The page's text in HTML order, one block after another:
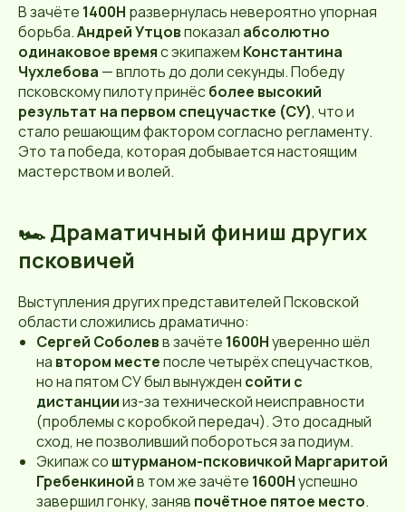
В зачёте 1400Н развернулась невероятно упорная
борьба.Андрей Утцовпоказал абсолютно
одинаковое времяс экипажем Константина
Чухлебова — вплоть до доли секунды. Победу
псковскому пилоту принёсболее высокий
результат на первом спецучастке (СУ), что и
стало решающим фактором согласно регламенту.
Это та победа, которая добывается настоящим
мастерством и волей.
🏎️ Драматичный финиш других
псковичей
Выступления других представителей Псковской
области сложились драматично:
Сергей Соболевв зачёте 1600Нуверенно шёл
на втором местепосле четырёх спецучастков,
но на пятом СУ был вынужден сойти с
дистанциииз-за технической неисправности
(проблемы с коробкой передач). Это досадный
сход, не позволивший побороться за подиум.
Экипаж со штурманом-псковичкой Маргаритой
Гребенкинойв том же зачёте 1600Нуспешно
завершил гонку, заняв почётное пятое место.